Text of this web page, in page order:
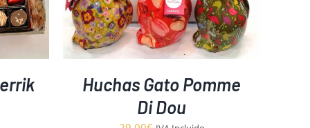
Huchas Gato Pomme
Di Dou